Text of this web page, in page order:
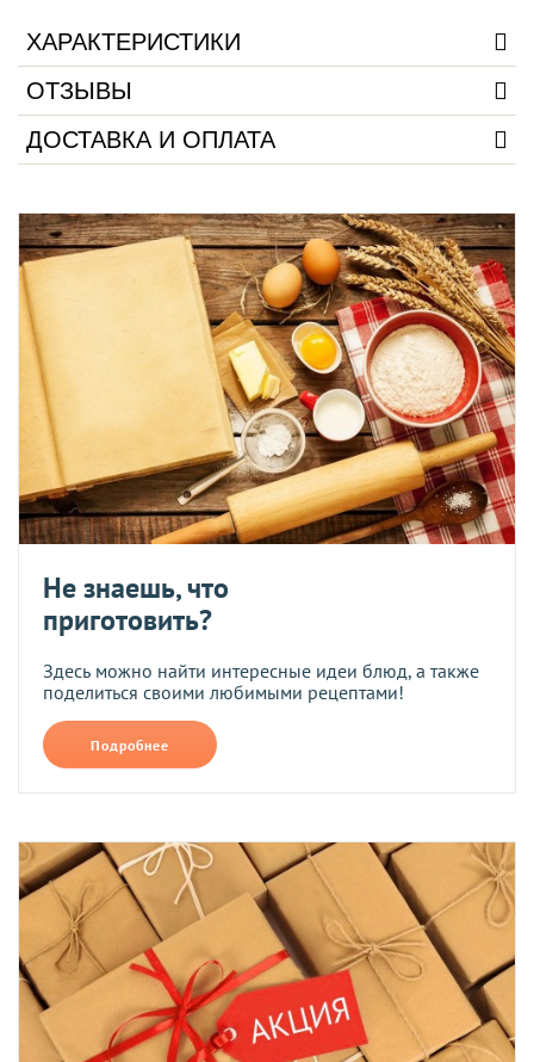
ХАРАКТЕРИСТИКИ
ОТЗЫВЫ
ДОСТАВКА И ОПЛАТА
Не знаешь, что
приготовить?
Здесь можно найти интересные идеи блюд, а также
поделиться своими любимыми рецептами!
Подробнее